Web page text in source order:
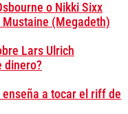
o Nikki Sixx
(Megadeth)
Lars Ulrich
dinero?
a tocar el riff de